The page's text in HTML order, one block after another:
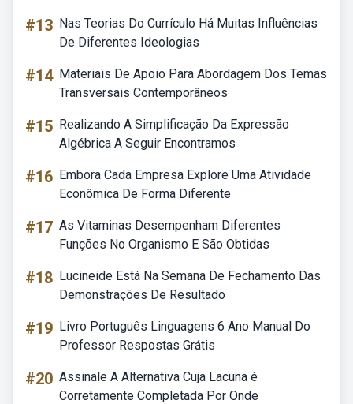
#13 Nas Teorias Do Currículo Há Muitas Influências
De Diferentes Ideologias
#14 Materiais De Apoio Para Abordagem Dos Temas
Transversais Contemporâneos
#15 Realizando A Simplificação Da Expressão
Algébrica A Seguir Encontramos
#16 Embora Cada Empresa Explore Uma Atividade
Econômica De Forma Diferente
#17 As Vitaminas Desempenham Diferentes
Funções No Organismo E São Obtidas
#18 Lucineide Está Na Semana De Fechamento Das
Demonstrações De Resultado
#19 Livro Português Linguagens 6 Ano Manual Do
Professor Respostas Grátis
#20 Assinale A Alternativa Cuja Lacuna é
Corretamente Completada Por Onde